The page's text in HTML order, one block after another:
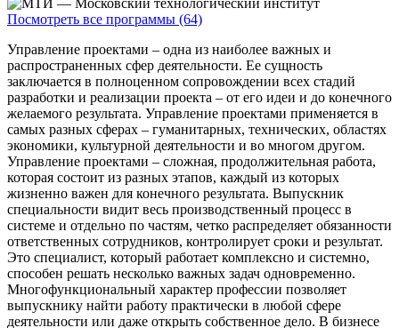
Посмотреть все программы (64)
Управление проектами – одна из наиболее важных и
распространенных сфер деятельности. Ее сущность
заключается в полноценном сопровождении всех стадий
разработки и реализации проекта – от его идеи и до конечного
желаемого результата. Управление проектами применяется в
самых разных сферах – гуманитарных, технических, областях
экономики, культурной деятельности и во многом другом.
Управление проектами – сложная, продолжительная работа,
которая состоит из разных этапов, каждый из которых
жизненно важен для конечного результата. Выпускник
специальности видит весь производственный процесс в
системе и отдельно по частям, четко распределяет обязанности
ответственных сотрудников, контролирует сроки и результат.
Это специалист, который работает комплексно и системно,
способен решать несколько важных задач одновременно.
Многофункциональный характер профессии позволяет
выпускнику найти работу практически в любой сфере
деятельности или даже открыть собственное дело. В бизнесе